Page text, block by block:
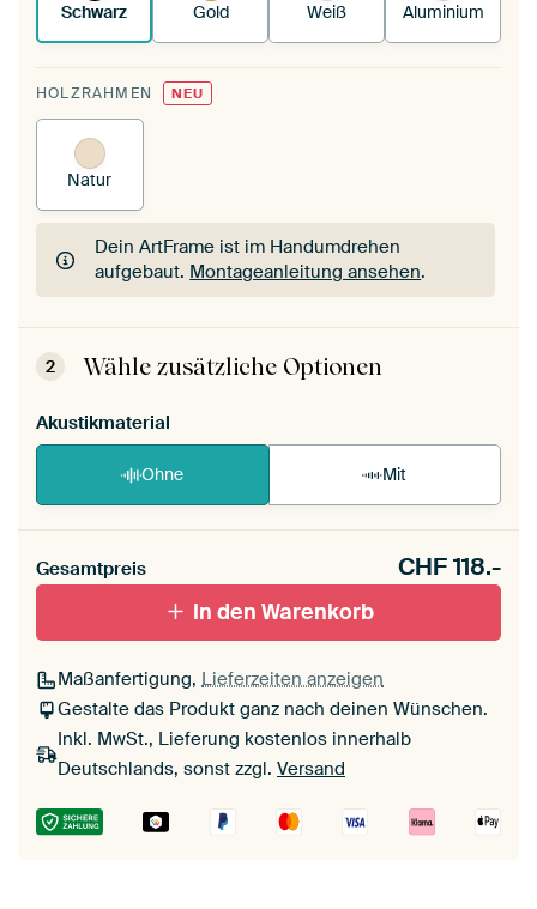
Schwarz Gold Weiß Aluminium
HOLZRAHMEN NEU
Natur
Dein ArtFrame ist im Handumdrehen
aufgebaut. Montageanleitung ansehen.
Dein ArtFrame ist im Handumdrehen
aufgebaut.Montageanleitung ansehen
2 Wähle zusätzliche Optionen
Akustikmaterial
Ohne Mit
Gesamtpreis CHF118.-
In den Warenkorb
Maßanfertigung, Lieferzeiten anzeigen
Gestalte das Produkt ganz nach deinen Wünschen.
Inkl. MwSt., Lieferung kostenlos innerhalb
Deutschlands, sonst zzgl. Versand